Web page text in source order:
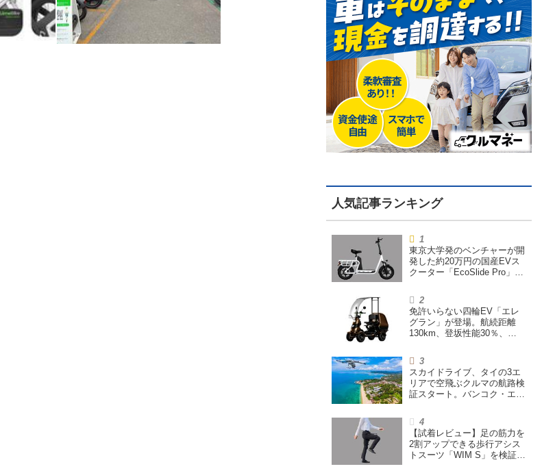
東京大学発のベンチャーが開
発した約20万円の国産EVス
クーター「EcoSlide Pro」が
免許いらない四輪EV「エレ
グラン」が登場。航続距離
130km、登坂性能30％、
備えた特定小型原付
スカイドライブ、タイの3エ
リアで空飛ぶクルマの航路検
証スタート。バンコク・エア
指す
【試着レビュー】足の筋力を
2割アップできる歩行アシス
トスーツ「WIM S」を検証。